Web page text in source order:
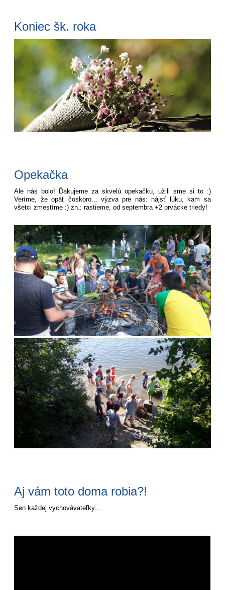
Koniec šk. roka
Opekačka
Ale nás bolo! Ďakujeme za skvelú opekačku, užili sme si to :)
Veríme, že opäť čoskoro... výzva pre nás: nájsť lúku, kam sa
všetci zmestíme :) zn.: rastieme, od septembra +2 prvácke triedy!
Aj vám toto doma robia?!
Sen každej vychovávateľky...